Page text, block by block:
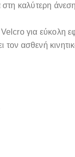
καλύτερη
Velcro για εύκολη
τον ασθενή